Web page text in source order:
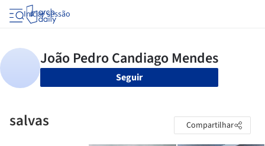
Iniciar sessão
Seguir
salvas Compartilhar